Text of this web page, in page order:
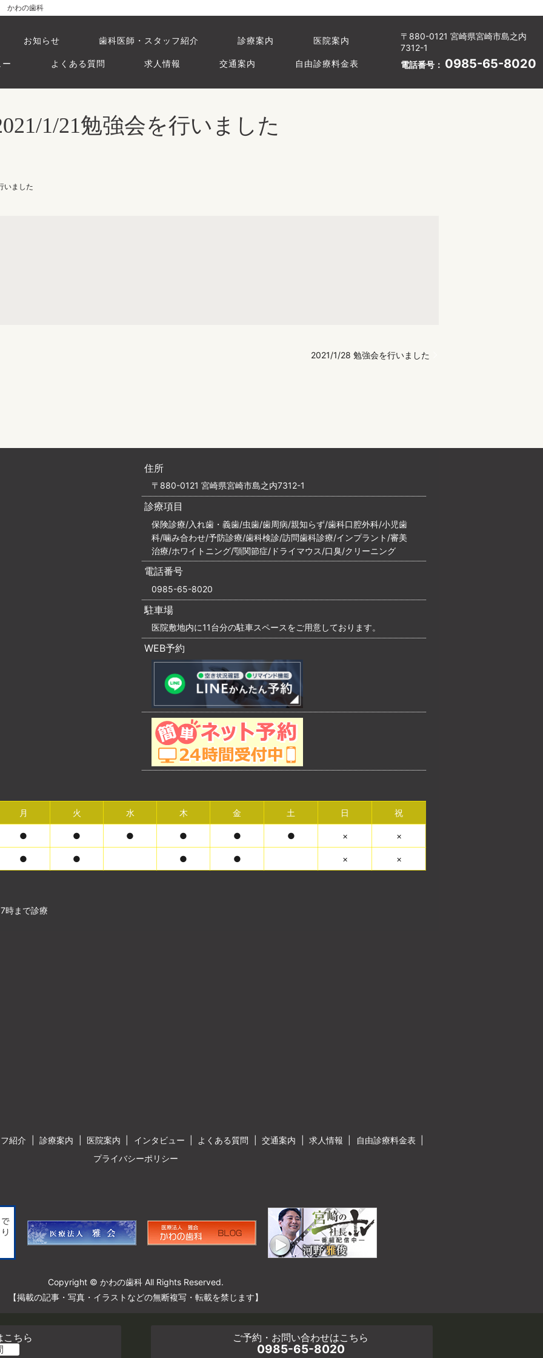
かわの歯科
お知らせ 歯科医師・スタッフ紹介 診療案内 医院案内
よくある質問 求人情報 交通案内 自由診療料金表
〒880-0121 宮崎県宮崎市島之内
7312-1
電話番号： 0985-65-8020
1/21勉強会を行いました
いました
2021/1/28 勉強会を行いました
住所
〒880-0121 宮崎県宮崎市島之内7312-1
診療項目
保険診療/入れ歯・義歯/虫歯/歯周病/親知らず/歯科口腔外科/小児歯
科/噛み合わせ/予防診療/歯科検診/訪問歯科診療/インプラント/審美
治療/ホワイトニング/顎関節症/ドライマウス/口臭/クリーニング
電話番号
0985-65-8020
駐車場
医院敷地内に11台分の駐車スペースをご用意しております。
WEB予約
月 火 水 木 金 土 日 祝
● ● ● ● ● ● × ×
● ● ● ● × ×
時まで診療
紹介 診療案内 医院案内 インタビュー よくある質問 交通案内 求人情報
自由診療料金表
プライバシーポリシー
こちら ご予約・お問い合わせはこちら
0985-65-8020
Copyright © かわの歯科 All Rights Reserved.
【掲載の記事・写真・イラストなどの無断複写・転載を禁じます】